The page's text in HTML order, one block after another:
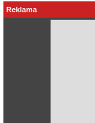
Reklama